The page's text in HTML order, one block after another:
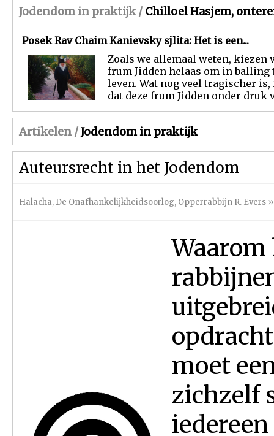
Jodendom in praktijk / Chilloel Hasjem,
Posek Rav Chaim Kanievsky sjlita: Het is een...
Zoals we allemaal weten, kiezen
frum Jidden helaas om in balling
leven. Wat nog veel tragischer is,
dat deze frum Jidden onder druk
Artikelen /Jodendom in praktijk
Auteursrecht in het Jodendom
Halacha, De Onafhankelijkheidsoorlog, Opperrabbijn R. Evers »
moet
zichzelf